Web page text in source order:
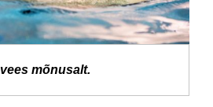
mõnusalt.